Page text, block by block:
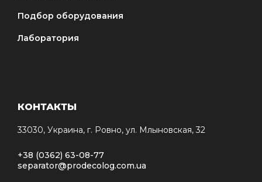
Подбор оборудования
Лаборатория
КОНТАКТЫ
33030, Украина, г. Ровно, ул. Млыновская, 32
+38 (0362) 63-08-77
separator@prodecolog.com.ua